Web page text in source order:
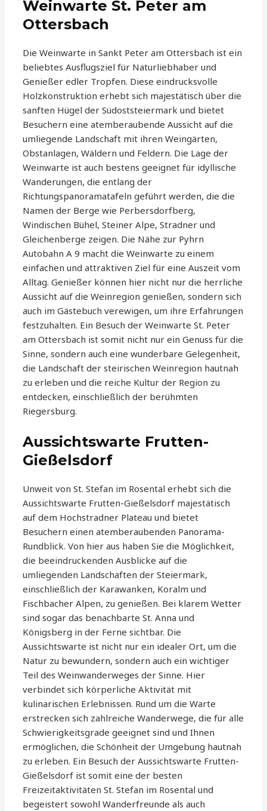
Weinwarte St. Peter am
Ottersbach
Die Weinwarte in Sankt Peter am Ottersbach ist ein
beliebtes Ausflugsziel für Naturliebhaber und
Genießer edler Tropfen. Diese eindrucksvolle
Holzkonstruktion erhebt sich majestätisch über die
sanften Hügel der Südoststeiermark und bietet
Besuchern eine atemberaubende Aussicht auf die
umliegende Landschaft mit ihren Weingärten,
Obstanlagen, Wäldern und Feldern. Die Lage der
Weinwarte ist auch bestens geeignet für idyllische
Wanderungen, die entlang der
Richtungspanoramatafeln geführt werden, die die
Namen der Berge wie Perbersdorfberg,
Windischen Bühel, Steiner Alpe, Stradner und
Gleichenberge zeigen. Die Nähe zur Pyhrn
Autobahn A 9 macht die Weinwarte zu einem
einfachen und attraktiven Ziel für eine Auszeit vom
Alltag. Genießer können hier nicht nur die herrliche
Aussicht auf die Weinregion genießen, sondern sich
auch im Gästebuch verewigen, um ihre Erfahrungen
festzuhalten. Ein Besuch der Weinwarte St. Peter
am Ottersbach ist somit nicht nur ein Genuss für die
Sinne, sondern auch eine wunderbare Gelegenheit,
die Landschaft der steirischen Weinregion hautnah
zu erleben und die reiche Kultur der Region zu
entdecken, einschließlich der berühmten
Riegersburg.
Aussichtswarte Frutten-
Gießelsdorf
Unweit von St. Stefan im Rosental erhebt sich die
Aussichtswarte Frutten-Gießelsdorf majestätisch
auf dem Hochstradner Plateau und bietet
Besuchern einen atemberaubenden Panorama-
Rundblick. Von hier aus haben Sie die Möglichkeit,
die beeindruckenden Ausblicke auf die
umliegenden Landschaften der Steiermark,
einschließlich der Karawanken, Koralm und
Fischbacher Alpen, zu genießen. Bei klarem Wetter
sind sogar das benachbarte St. Anna und
Königsberg in der Ferne sichtbar. Die
Aussichtswarte ist nicht nur ein idealer Ort, um die
Natur zu bewundern, sondern auch ein wichtiger
Teil des Weinwanderweges der Sinne. Hier
verbindet sich körperliche Aktivität mit
kulinarischen Erlebnissen. Rund um die Warte
erstrecken sich zahlreiche Wanderwege, die für alle
Schwierigkeitsgrade geeignet sind und Ihnen
ermöglichen, die Schönheit der Umgebung hautnah
zu erleben. Ein Besuch der Aussichtswarte Frutten-
Gießelsdorf ist somit eine der besten
Freizeitaktivitäten St. Stefan im Rosental und
begeistert sowohl Wanderfreunde als auch